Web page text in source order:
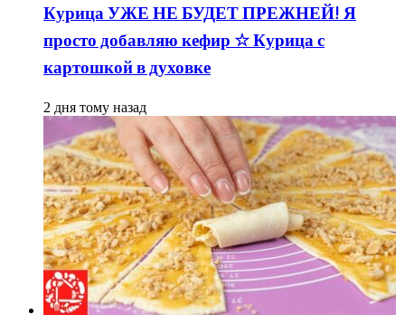
Курица УЖЕ НЕ БУДЕТ ПРЕЖНЕЙ! Я
просто добавляю кефир ☆ Курица с
картошкой в духовке
2 дня тому назад